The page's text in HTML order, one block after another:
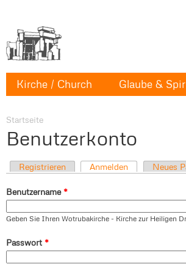
Kirche / Church Glaube &
Startseite
Benutzerkonto
Registrieren Anmelden Neues
Benutzername *
Geben Sie Ihren Wotrubakirche - Kirche zur Heiligen
Passwort *